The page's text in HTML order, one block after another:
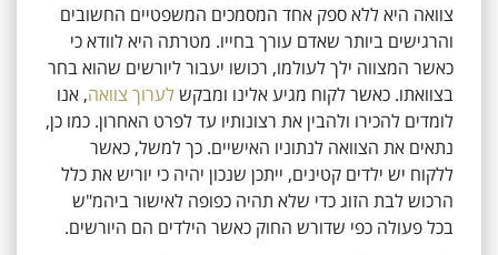
צוואה היא ללא ספק אחד המסמכים המשפטיים החשובים
והרגישים ביותר שאדם עורך בחייו. מטרתה היא לוודא כי
כאשר המצווה ילך לעולמו, רכושו יעבור ליורשים שהוא בחר
בצוואתו. כאשר לקוח מגיע אלינו ומבקשלערוך צוואה, אנו
לומדים להכירו ולהבין את רצונותיו עד לפרט האחרון. כמו כן,
נתאים את הצוואה לנתוניו האישיים. כך למשל, כאשר
ללקוח יש ילדים קטינים, ייתכן שנכון יהיה כי יוריש את כלל
הרכוש לבת הזוג כדי שלא תהיה כפופה לאישור ביהמ"ש
בכל פעולה כפי שדורש החוק כאשר הילדים הם היורשים.